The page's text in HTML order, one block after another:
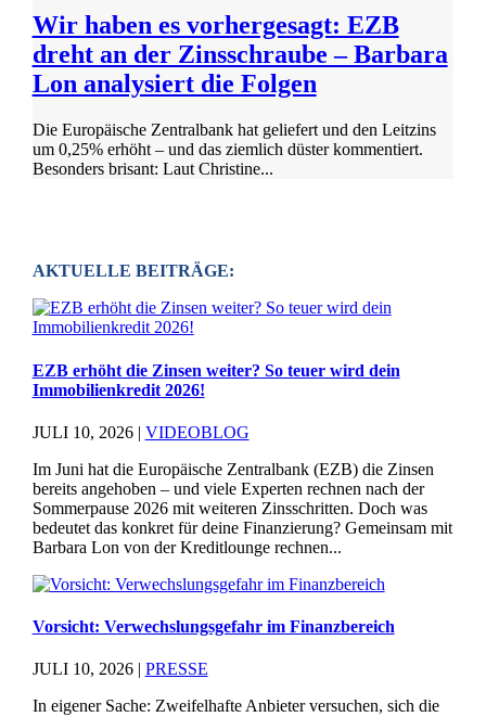
Wir haben es vorhergesagt: EZB
dreht an der Zinsschraube – Barbara
Lon analysiert die Folgen
Die Europäische Zentralbank hat geliefert und den Leitzins
um 0,25% erhöht – und das ziemlich düster kommentiert.
Besonders brisant: Laut Christine...
AKTUELLE BEITRÄGE:
EZB erhöht die Zinsen weiter? So teuer wird dein
Immobilienkredit 2026!
JULI 10, 2026| VIDEOBLOG
Im Juni hat die Europäische Zentralbank (EZB) die Zinsen
bereits angehoben – und viele Experten rechnen nach der
Sommerpause 2026 mit weiteren Zinsschritten. Doch was
bedeutet das konkret für deine Finanzierung? Gemeinsam mit
Barbara Lon von der Kreditlounge rechnen...
Vorsicht: Verwechslungsgefahr im Finanzbereich
JULI 10, 2026| PRESSE
In eigener Sache: Zweifelhafte Anbieter versuchen, sich die